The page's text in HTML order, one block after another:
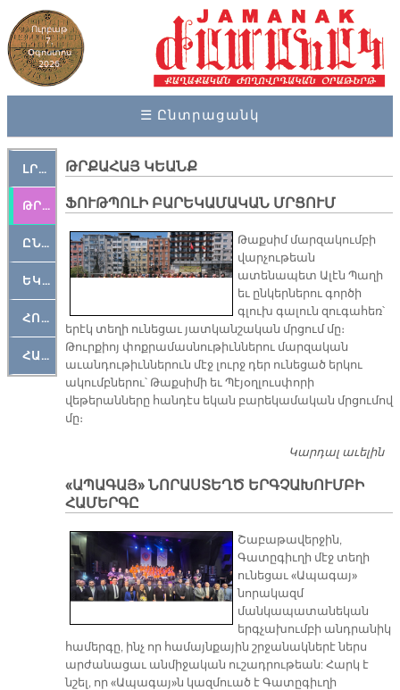
Ուրբաթ
7,
Օգոստոս
2026
☰ Ընտրացանկ
ԼՐԱՀՈՍ
ԹՐՔԱՀԱՅ ԿԵԱՆՔ
ԸՆԿԵՐԱՄՇԱԿՈՒԹԱՅԻՆ
ԵԿԵՂԵՑԱԿԱՆ
ՀՈԳԵՄՏԱՒՈՐ
ՀԱՐԹԱԿ
ԹՐՔԱՀԱՅ ԿԵԱՆՔ
ՖՈՒԹՊՈԼԻ ԲԱՐԵԿԱՄԱԿԱՆ ՄՐՑՈՒՄ
Թաքսիմ մարզակումբի
վարչութեան
ատենապետ Ալէն Պաղի
եւ ընկերներու գործի
գլուխ գալուն զուգահեռ՝
երէկ տեղի ունեցաւ յատկանշական մրցում մը։
Թուրքիոյ փոքրամասնութիւններու մարզական
աւանդութիւններուն մէջ լուրջ դեր ունեցած երկու
ակումբներու՝ Թաքսիմի եւ Պէյօղլուսփորի
վեթերանները հանդէս եկան բարեկամական մրցումով
մը։
Կարդալ աւելին
«ԱՊԱԳԱՅ» ՆՈՐԱՍՏԵՂԾ ԵՐԳՉԱԽՈՒՄԲԻ
ՀԱՄԵՐԳԸ
Շաբաթավերջին,
Գատըգիւղի մէջ տեղի
ունեցաւ «Ապագայ»
նորակազմ
մանկապատանեկան
երգչախումբի անդրանիկ
համերգը, ինչ որ համայնքային շրջանակներէ ներս
արժանացաւ անմիջական ուշադրութեան: Հարկ է
նշել, որ «Ապագայ»ն կազմուած է Գատըգիւղի